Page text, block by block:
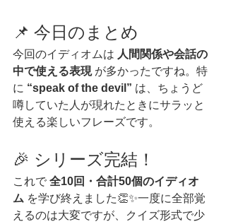
📌 今日のまとめ
今回のイディオムは 人間関係や会話の
中で使える表現 が多かったですね。特
に “speak of the devil” は、ちょうど
噂していた人が現れたときにサラッと
使える楽しいフレーズです。
🎉 シリーズ完結！
これで 全10回・合計50個のイディオ
ム を学び終えました👏✨一度に全部覚
えるのは大変ですが、クイズ形式で少